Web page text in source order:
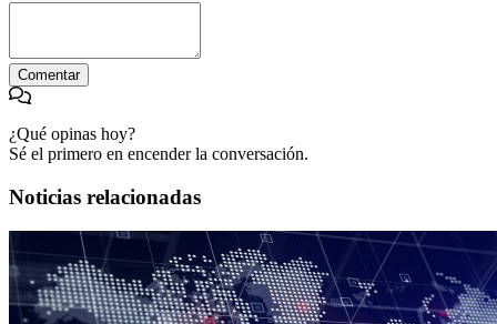
Comentar
¿Qué opinas hoy?
Sé el primero en encender la conversación.
Noticias relacionadas